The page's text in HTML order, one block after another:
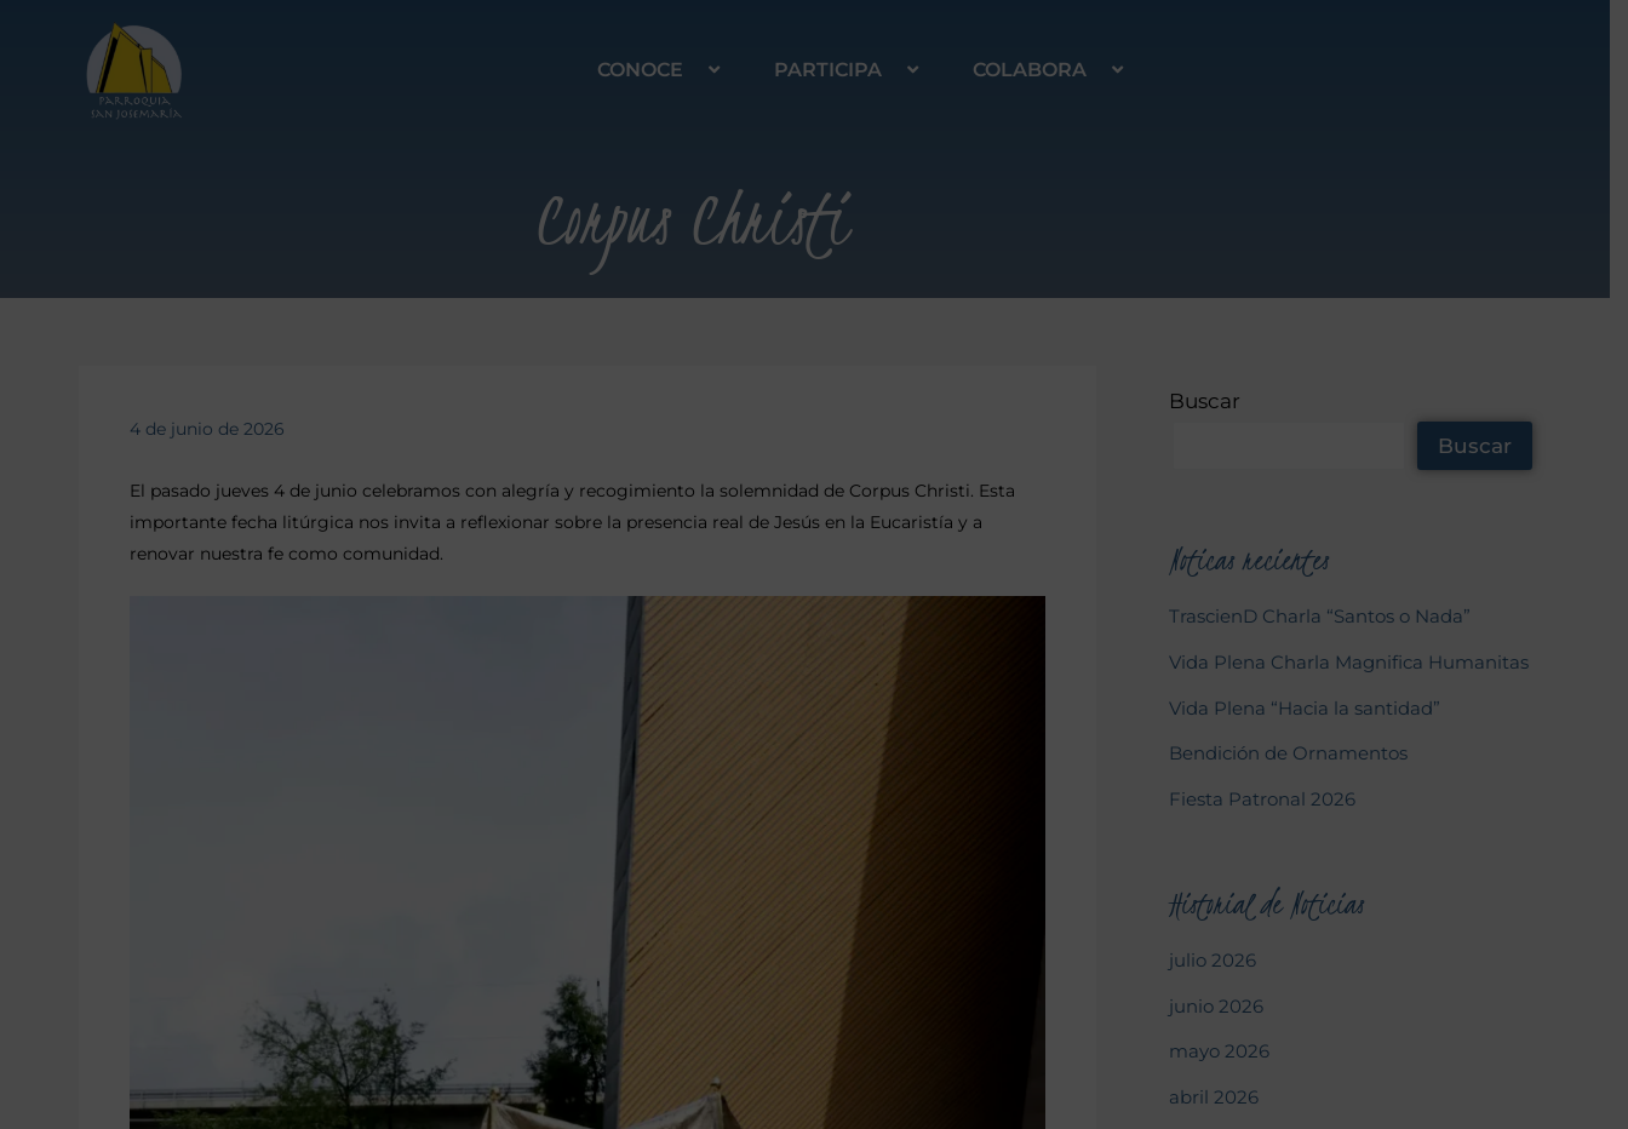
CONOCE PARTICIPA COLABORA
Corpus Christi
4 de junio de 2026
El pasado jueves 4 de junio celebramos con alegría y recogimiento la solemnidad de Corpus Christi. Esta
importante fecha litúrgica nos invita a reflexionar sobre la presencia real de Jesús en la Eucaristía y a
renovar nuestra fe como comunidad.
Buscar
Buscar
Noticas recientes
TrascienD Charla “Santos o Nada”
Vida Plena Charla Magnifica Humanitas
Vida Plena “Hacia la santidad”
Bendición de Ornamentos
Fiesta Patronal 2026
Historial de Noticias
julio 2026
junio 2026
mayo 2026
abril 2026